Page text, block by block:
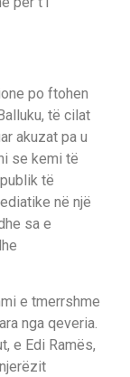
po ftohen
të cilat
akuzat pa u
se kemi të
të
në një
sa e
e tmerrshme
nga qeveria.
e Edi Ramës,